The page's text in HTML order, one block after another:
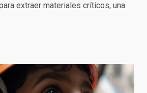
extraer materiales críticos, una